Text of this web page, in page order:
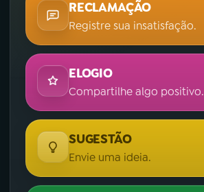
RECLAMAÇÃO
Registre sua insatisfação.
ELOGIO
Compartilhe algo positivo.
SUGESTÃO
Envie uma ideia.